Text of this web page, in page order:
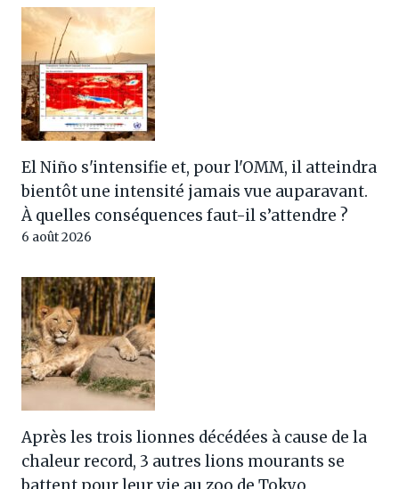
El Niño s'intensifie et, pour l'OMM, il atteindra
bientôt une intensité jamais vue auparavant.
À quelles conséquences faut-il s’attendre ?
6 août 2026
Après les trois lionnes décédées à cause de la
chaleur record, 3 autres lions mourants se